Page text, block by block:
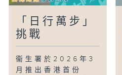
「日行萬步」
挑戰
衞生署於2026年3
月推出香港首份